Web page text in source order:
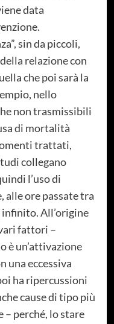
data
sin da piccoli,
relazione con
che poi sarà la
nello
non trasmissibili
di mortalità
trattati,
collegano
l’uso di
alle ore passate tra
All’origine
fattori –
è un’attivazione
una eccessiva
ha ripercussioni
cause di tipo più
perché, lo stare